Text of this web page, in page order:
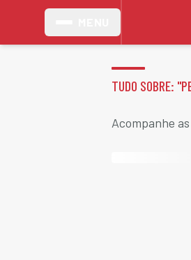
TUDO SOBRE: "
Acompanhe